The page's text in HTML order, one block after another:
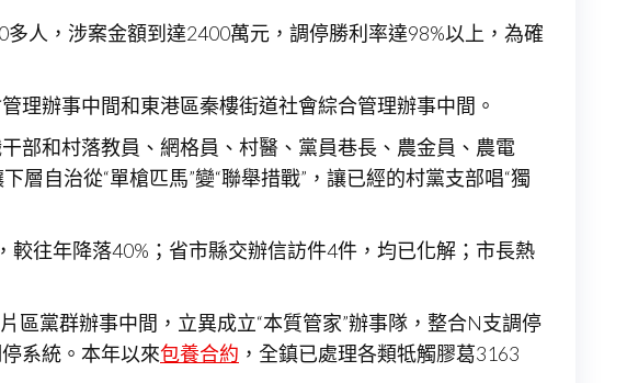
人，涉案金額到達2400萬元，調停勝利率達98%以上，為確
理辦事中間和東港區秦樓街道社會綜合管理辦事中間。
部和村落教員、網格員、村醫、黨員巷長、農金員、農電
自治從“單槍匹馬”變“聯舉措戰”，讓已經的村黨支部唱“獨
往年降落40%；省市縣交辦信訪件4件，均已化解；市長熱
區黨群辦事中間，立異成立“本質管家”辦事隊，整合N支調停
系統。本年以來包養合約 ，全鎮已處理各類牴觸膠葛3163